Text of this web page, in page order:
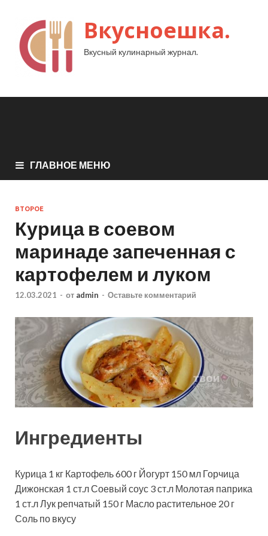
Вкусноешка.
Вкусный кулинарный журнал.
ГЛАВНОЕ МЕНЮ
ВТОРОЕ
Курица в соевом
маринаде запеченная с
картофелем и луком
12.03.2021 - от admin - Оставьте комментарий
Ингредиенты
Курица 1 кг Картофель600 г Йогурт 150 мл Горчица
Дижонская 1 ст.лСоевый соус 3ст.л Молотая паприка
1 ст.лЛук репчатый 150 г Масло растительное 20 г
Соль по вкусу